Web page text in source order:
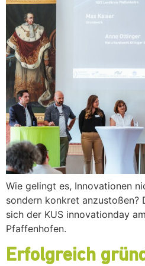
Wie gelingt es, Innovationen
sondern konkret anzustoßen?
sich der KUS innovationday
Pfaffenhofen.
Erfolgreich